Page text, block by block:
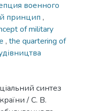
военного
принцип ,
of military
, the quartering of
синтез
/ С. В.